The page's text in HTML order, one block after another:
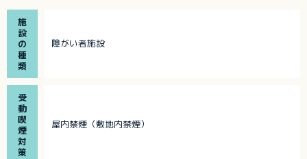
施
設
の
種
類
障がい者施設
受
動
喫
煙
対
策
屋内禁煙（敷地内禁煙）